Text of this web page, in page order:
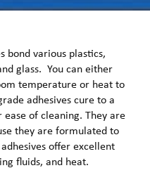
bond various plastics,
glass. You can either
temperature or heat to
adhesives cure to a
of cleaning. They are
they are formulated to
offer excellent
fluids, and heat.